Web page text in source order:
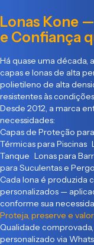
Lonas Kone
e Confiança
Há quase uma década,
capas e lonas de alta
polietileno de alta
resistentes às
Desde 2012, a marca
necessidades:
Capas de Proteção
Térmicas para Piscinas
Tanque Lonas para
para Suculentas e
Cada lona é produzida
personalizados —
conforme sua
Proteja, preserve e
Qualidade
personalizado via